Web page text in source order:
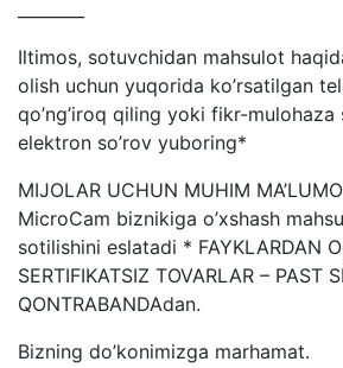
Iltimos, sotuvchidan mahsulot
olish uchun yuqorida ko’rsatilgan
qo’ng’iroq qiling yoki fikr-mulohaza
elektron so’rov yuboring*
MIJOLAR UCHUN MUHIM
MicroCam biznikiga o’xshash
sotilishini eslatadi * FAYKLARDAN
SERTIFIKATSIZ TOVARLAR – PAST
QONTRABANDAdan.
Bizning do’konimizga marhamat.